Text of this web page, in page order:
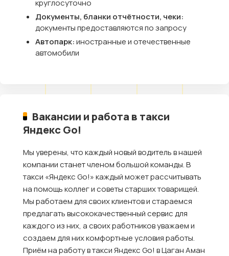
круглосуточно
Документы, бланки отчётности, чеки:
документы предоставляются по запросу
Автопарк:иностранные и отечественные
автомобили
Вакансии и работа в такси
Яндекс Go!
Мы уверены, что каждый новый водитель в нашей
компании станет членом большой команды. В
такси «Яндекс Go!» каждый может рассчитывать
на помощь коллег и советы старших товарищей.
Мы работаем для своих клиентов и стараемся
предлагать высококачественный сервис для
каждого из них, а своих работников уважаем и
создаем для них комфортные условия работы.
Приём на работу в такси Яндекс Go! в Цаган Аман